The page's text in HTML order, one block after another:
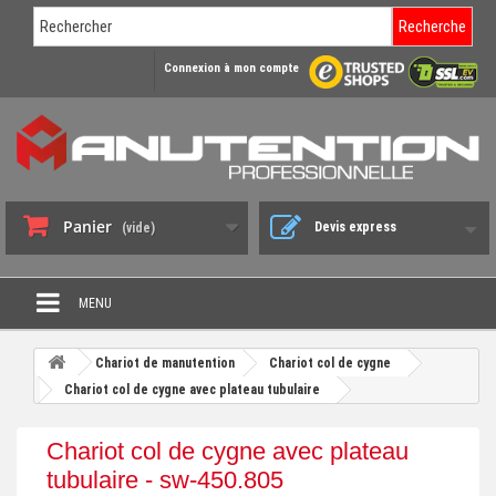
Recherche
Connexion à mon compte
Panier (vide) Devis express
MENU
PROMO DÉSTOCKAGE
CHARIOT DE MANUTENTION
BENNE BASCULANTE
Chariot de manutention
Chariot col de cygne
Chariot col de cygne avec plateau tubulaire
Chariot col de cygne avec plateau
tubulaire - sw-450.805